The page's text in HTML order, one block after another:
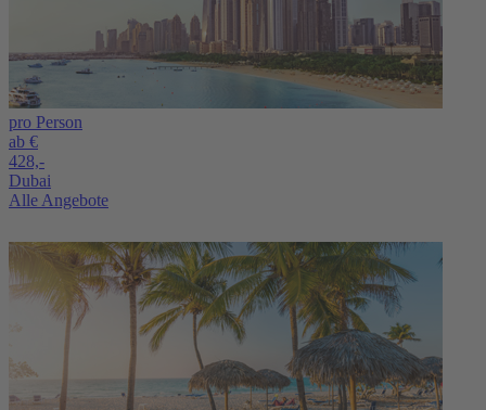
pro Person
ab €
428,-
Dubai
Alle Angebote